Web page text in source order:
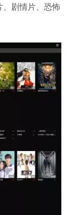
剧情片、恐怖